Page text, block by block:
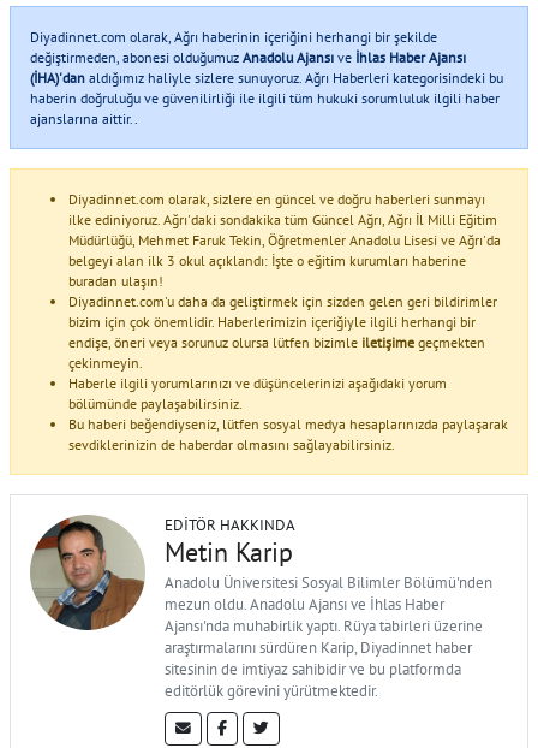
Diyadinnet.com olarak, Ağrı haberinin içeriğini herhangi bir şekilde
değiştirmeden, abonesi olduğumuz Anadolu Ajansı ve İhlas Haber Ajansı
(İHA)'dan aldığımız haliyle sizlere sunuyoruz. Ağrı Haberleri kategorisindeki bu
haberin doğruluğu ve güvenilirliği ile ilgili tüm hukuki sorumluluk ilgili haber
ajanslarına aittir..
Diyadinnet.com olarak, sizlere en güncel ve doğru haberleri sunmayı
ilke ediniyoruz. Ağrı'daki sondakika tüm Güncel Ağrı, Ağrı İl Milli Eğitim
Müdürlüğü, Mehmet Faruk Tekin, Öğretmenler Anadolu Lisesi ve Ağrı'da
belgeyi alan ilk 3 okul açıklandı: İşte o eğitim kurumları haberine
buradan ulaşın!
Diyadinnet.com'u daha da geliştirmek için sizden gelen geri bildirimler
bizim için çok önemlidir. Haberlerimizin içeriğiyle ilgili herhangi bir
endişe, öneri veya sorunuz olursa lütfen bizimle iletişime geçmekten
çekinmeyin.
Haberle ilgili yorumlarınızı ve düşüncelerinizi aşağıdaki yorum
bölümünde paylaşabilirsiniz.
Bu haberi beğendiyseniz, lütfen sosyal medya hesaplarınızda paylaşarak
sevdiklerinizin de haberdar olmasını sağlayabilirsiniz.
EDITÖR HAKKINDA
Metin Karip
Anadolu Üniversitesi Sosyal Bilimler Bölümü'nden
mezun oldu. Anadolu Ajansı ve İhlas Haber
Ajansı'nda muhabirlik yaptı. Rüya tabirleri üzerine
araştırmalarını sürdüren Karip, Diyadinnet haber
sitesinin de imtiyaz sahibidir ve bu platformda
editörlük görevini yürütmektedir.